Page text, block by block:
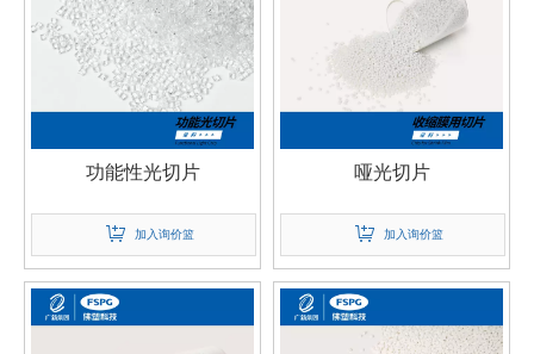
功能性光切片
加入询价篮
哑光切片
加入询价篮